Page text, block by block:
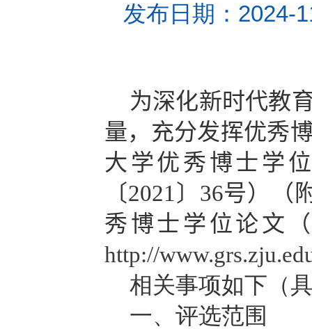
发布日期：2024-
为深化新时代教
量，充分发挥优秀
大学优秀博士学
〔2021 〕 36号）（
秀博士学位论文
http://
相关事项如下（
一、评选范围